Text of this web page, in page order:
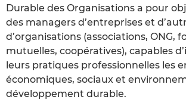
Durable des Organisations a pour
des managers d’entreprises et
d’organisations (associations, ONG,
mutuelles, coopératives), capables
leurs pratiques professionnelles les
économiques, sociaux et
développement durable.